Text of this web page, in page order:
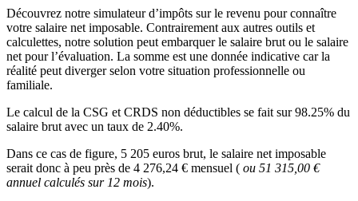
Découvrez notre simulateur d’impôts sur le revenu pour connaître
votre salaire net imposable. Contrairement aux autres outils et
calculettes, notre solution peut embarquer le salaire brut ou le salaire
net pour l’évaluation. La somme est une donnée indicative car la
réalité peut diverger selon votre situation professionnelle ou
familiale.
Le calcul de la CSG et CRDS non déductibles se fait sur 98.25% du
salaire brut avec un taux de 2.40%.
Dans ce cas de figure, 5 205 euros brut, le salaire net imposable
serait donc à peu près de 4 276,24 € mensuel ( ou 51 315,00 €
annuel calculés sur 12 mois).